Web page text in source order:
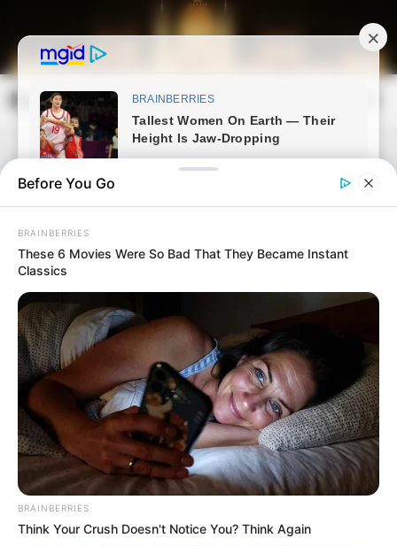
content
Magyarország Kincsei
Search
Posted
in
Friss hírek
FRISS: Nagyon súlyos hír jött
Orbán Viktorról, előzetesbe
fogják helyezni?
Before You Go
BRAINBERRIES
These 6 Movies Were So Bad That They Became Instant
Classics
BRAINBERRIES
Think Your Crush Doesn't Notice You? Think Again